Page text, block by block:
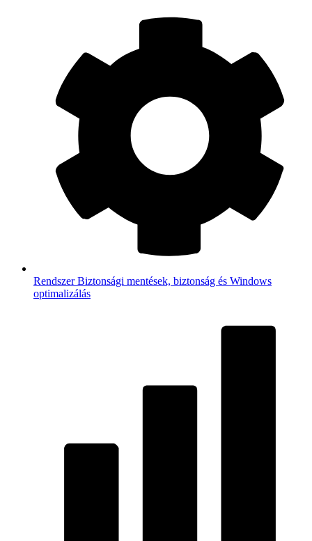
RendszerBiztonsági mentések, biztonság és Windows
optimalizálás